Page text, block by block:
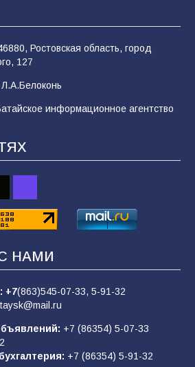
дорожные работы
в армии России в августе
вброс
не возьмёшь»: почему
о мобилизации — это
Ростовская область, город
127
Л.А.Белоконь
информационное агентство
НАМИ
+7(863)545-07-33, 5-91-32
+7 (86354) 5-07-33
+7 (86354) 5-91-32